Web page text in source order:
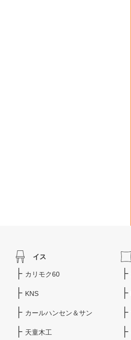
イス
カリモク60
KNS
カールハンセン＆サン
天童木工